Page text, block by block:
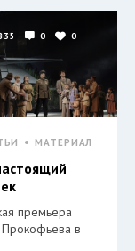
0 0
МАТЕРИАЛ
премьера
в